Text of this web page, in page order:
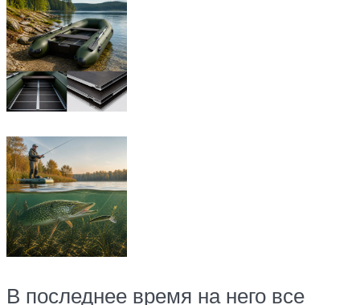
В последнее время на него все